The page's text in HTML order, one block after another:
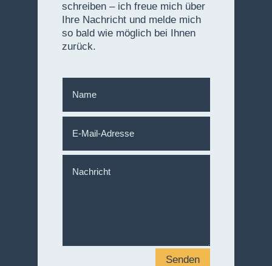
schreiben – ich freue mich über
Ihre Nachricht und melde mich
so bald wie möglich bei Ihnen
zurück.
Senden